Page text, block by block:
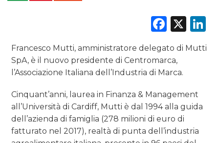
RICERCHE
PREVISIONI/SCENARI
NORMATIVE
TREND
CASE HISTORY
X
Francesco Mutti, amministratore delegato di Mutti
SpA, è il nuovo presidente di Centromarca,
l’Associazione Italiana dell’Industria di Marca.
Cinquant’anni, laurea in Finanza & Management
all’Università di Cardiff, Mutti è dal 1994 alla guida
dell’azienda di famiglia (278 milioni di euro di
fatturato nel 2017), realtà di punta dell’industria